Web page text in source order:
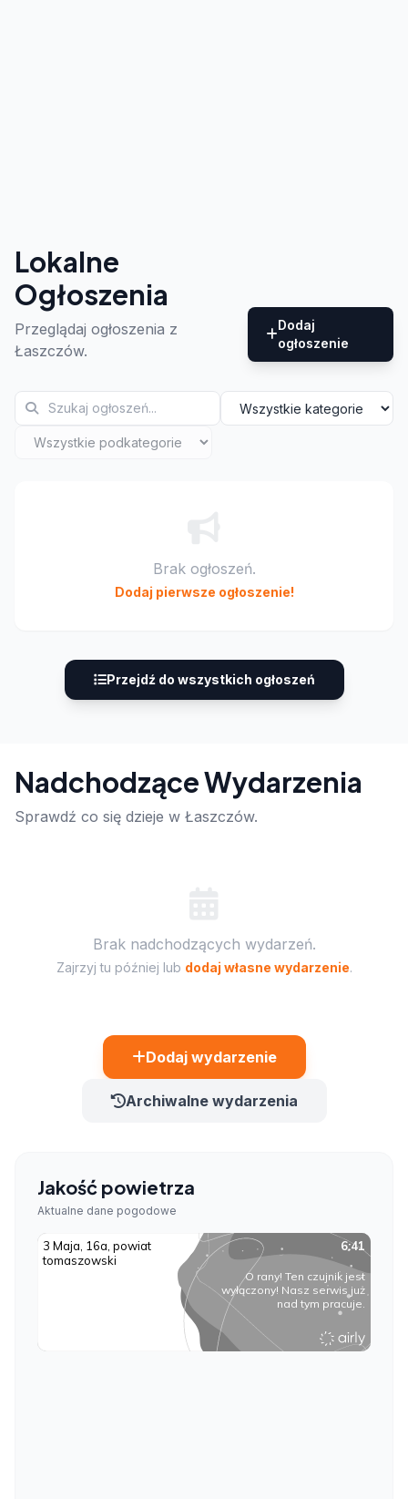
Lokalne
Ogłoszenia
Przeglądaj ogłoszenia z
Łaszczów.
Dodaj
ogłoszenie
Brak ogłoszeń.
Dodaj pierwsze ogłoszenie!
Przejdź do wszystkich ogłoszeń
Nadchodzące Wydarzenia
Sprawdź co się dzieje w Łaszczów.
Brak nadchodzących wydarzeń.
Zajrzyj tu później lub dodaj własne wydarzenie.
Dodaj wydarzenie
Archiwalne wydarzenia
Jakość powietrza
Aktualne dane pogodowe